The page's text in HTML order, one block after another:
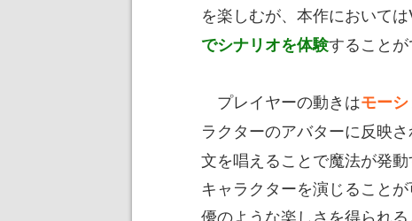
を楽しむが、本作において
でシナリオを体験することが
プレイヤーの動きはモー
ラクターのアバターに反映
文を唱えることで魔法が発
キャラクターを演じること
優のような楽しさを得られる